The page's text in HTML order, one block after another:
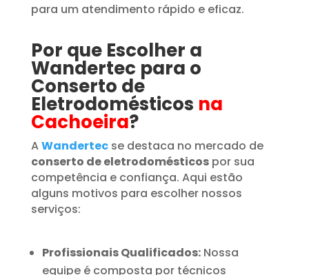
para um atendimento rápido e eficaz.
Por que Escolher a
Wandertec para o
Conserto de
Eletrodomésticos na
Cachoeira?
AWandertecse destaca no mercado de
conserto de eletrodomésticospor sua
competência e confiança. Aqui estão
alguns motivos para escolher nossos
serviços:
Profissionais Qualificados:Nossa
equipe é composta por técnicos